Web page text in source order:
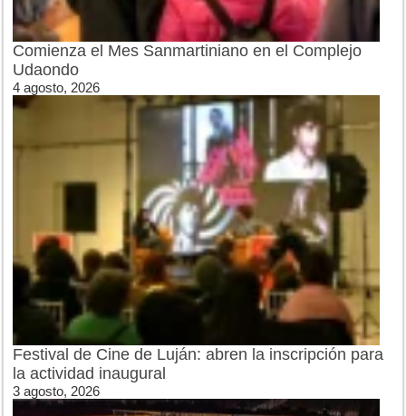
Comienza el Mes Sanmartiniano en el Complejo
Udaondo
4 agosto, 2026
Festival de Cine de Luján: abren la inscripción para
la actividad inaugural
3 agosto, 2026